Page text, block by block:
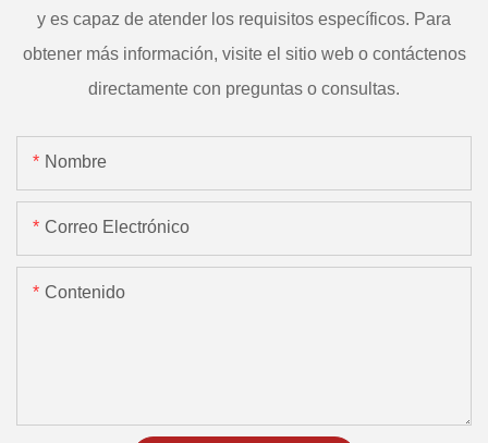
y es capaz de atender los requisitos específicos. Para
obtener más información, visite el sitio web o contáctenos
directamente con preguntas o consultas.
Nombre
Correo Electrónico
Contenido